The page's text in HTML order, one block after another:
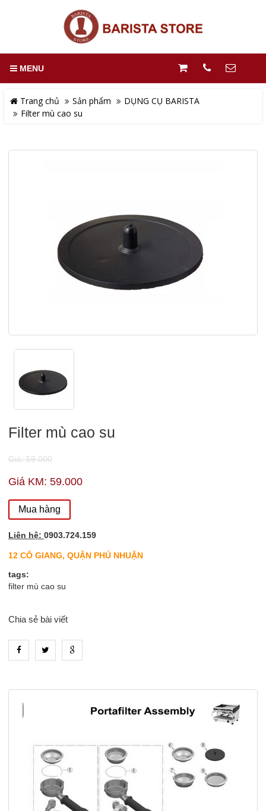
MENU
Trang chủ Sản phẩm
DỤNG CỤ BARISTA
Filter mù cao su
Filter mù cao su
Giá: 59.000
Giá KM: 59.000
Mua hàng
Liên hệ: 0903.724.159
12 CÔ GIANG, QUẬN PHÚ NHUẬN
tags:
filter mù cao su
Chia sẻ bài viết